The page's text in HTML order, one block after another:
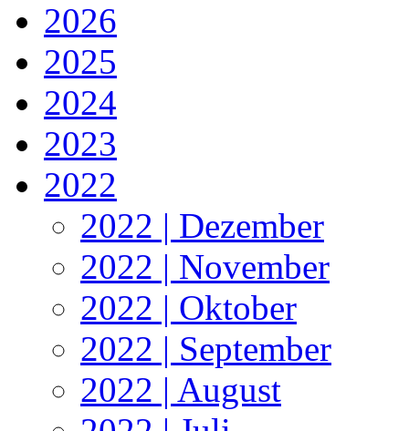
2026
2025
2024
2023
2022
2022 | Dezember
2022 | November
2022 | Oktober
2022 | September
2022 | August